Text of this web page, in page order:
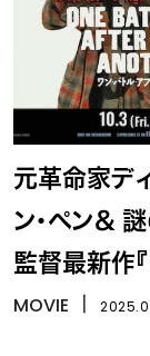
元革命家デ
ン・ペン＆
監督最新作『
ー』
MOVIE